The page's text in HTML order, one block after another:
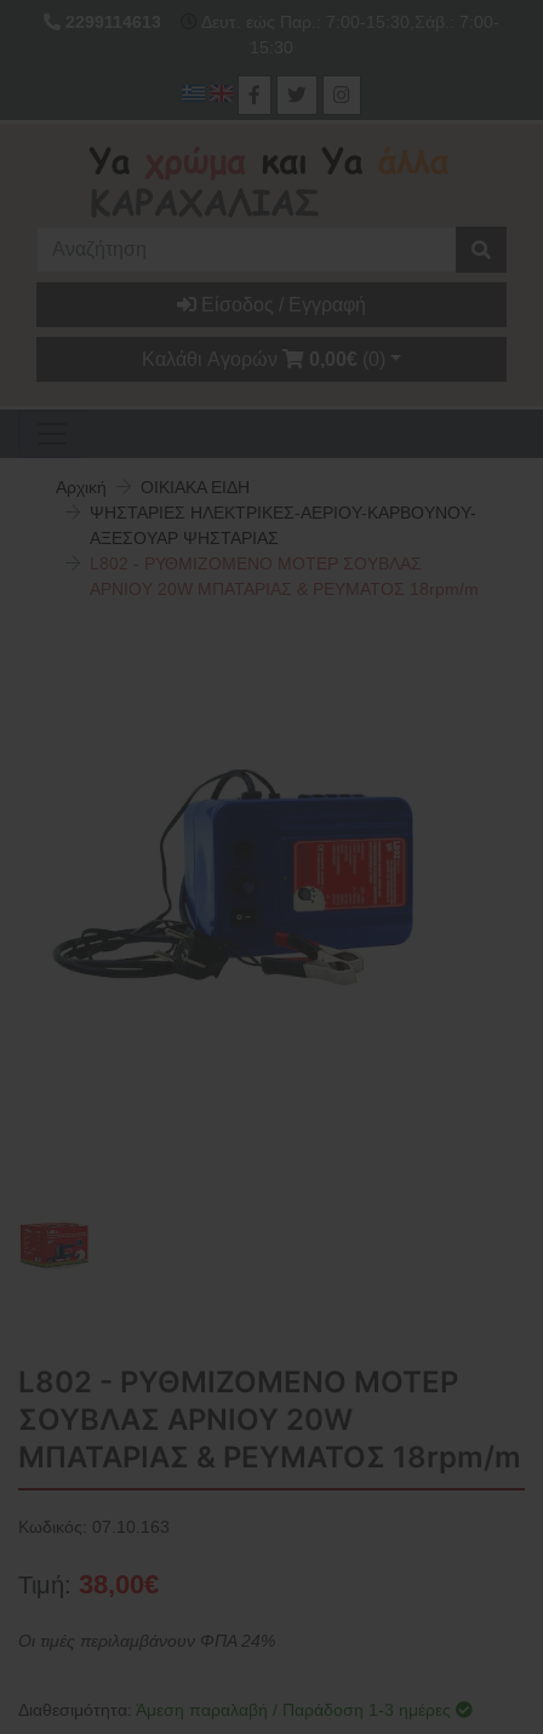
Αρχική
ΟΙΚΙΑΚΑ ΕΙΔΗ
ΨΗΣΤΑΡΙΕΣ ΗΛΕΚΤΡΙΚΕΣ-ΑΕΡΙΟΥ-ΚΑΡΒΟΥΝΟΥ-
ΑΞΕΣΟΥΑΡ ΨΗΣΤΑΡΙΑΣ
L802 - ΡΥΘΜΙΖΟΜΕΝΟ ΜΟΤΕΡ ΣΟΥΒΛΑΣ
ΑΡΝΙΟΥ 20W ΜΠΑΤΑΡΙΑΣ & ΡΕΥΜΑΤΟΣ 18rpm/m
L802 - ΡΥΘΜΙΖΟΜΕΝΟ ΜΟΤΕΡ
ΣΟΥΒΛΑΣ ΑΡΝΙΟΥ 20W
ΜΠΑΤΑΡΙΑΣ & ΡΕΥΜΑΤΟΣ 18rpm/m
Κωδικός: 07.10.163
Τιμή: 38,00€
Οι τιμές περιλαμβάνουν ΦΠΑ 24%
Διαθεσιμότητα: Άμεση παραλαβή / Παράδοση 1-3 ημέρες